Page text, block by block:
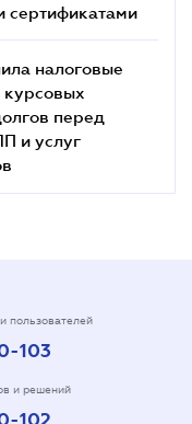
сертификатами
налоговые
курсовых
перед
и услуг
пользователей
103
и решений
102